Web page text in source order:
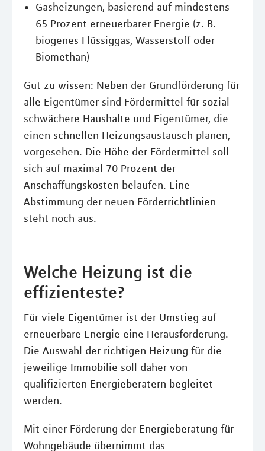
Gasheizungen, basierend auf mindestens
65 Prozent erneuerbarer Energie (z. B.
biogenes Flüssiggas, Wasserstoff oder
Biomethan)
Gut zu wissen: Neben der Grundförderung für
alle Eigentümer sind Fördermittel für sozial
schwächere Haushalte und Eigentümer, die
einen schnellen Heizungsaustausch planen,
vorgesehen. Die Höhe der Fördermittel soll
sich auf maximal 70 Prozent der
Anschaffungskosten belaufen. Eine
Abstimmung der neuen Förderrichtlinien
steht noch aus.
Welche Heizung ist die
effizienteste?
Für viele Eigentümer ist der Umstieg auf
erneuerbare Energie eine Herausforderung.
Die Auswahl der richtigen Heizung für die
jeweilige Immobilie soll daher von
qualifizierten Energieberatern begleitet
werden.
Mit einer Förderung der Energieberatung für
Wohngebäude übernimmt das